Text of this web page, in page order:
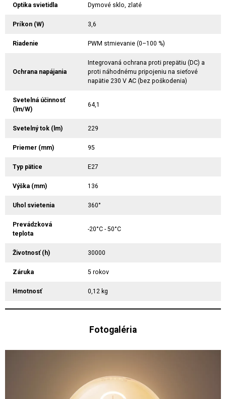
Optika svietidla Dymové sklo, zlaté
Príkon (W) 3,6
Riadenie PWM stmievanie (0–100 %)
Ochrana napájania
Integrovaná ochrana proti prepätiu (DC) a
proti náhodnému pripojeniu na sieťové
napätie 230 V AC (bez poškodenia)
Svetelná účinnosť
(lm/W)
64,1
Svetelný tok (lm) 229
Priemer (mm) 95
Typ pätice E27
Výška (mm) 136
Uhol svietenia 360°
Prevádzková
teplota
-20°C - 50°C
Životnosť (h) 30000
Záruka 5 rokov
Hmotnosť 0,12 kg
Fotogaléria